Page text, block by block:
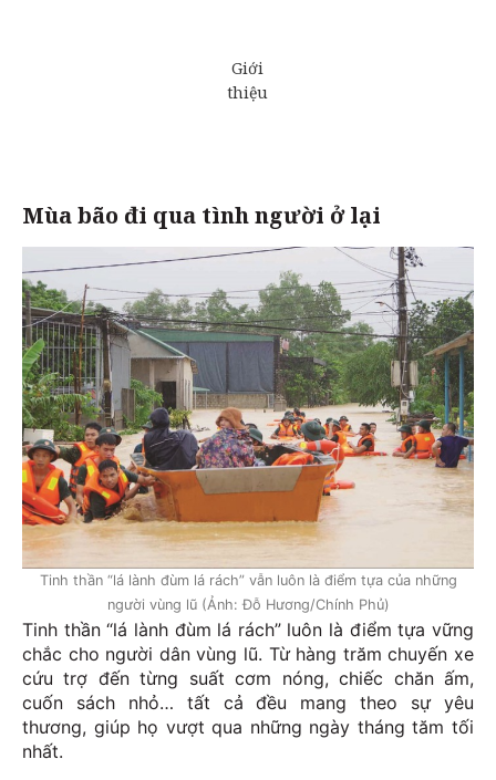
Mùa bão đi qua tình người ở lại
Tinh thần “lá lành đùm lá rách” vẫn luôn là điểm tựa của những
người vùng lũ (Ảnh: Đỗ Hương/Chính Phủ)
Tinh thần “lá lành đùm lá rách” luôn là điểm tựa vững
chắc cho người dân vùng lũ. Từ hàng trăm chuyến xe
cứu trợ đến từng suất cơm nóng, chiếc chăn ấm,
cuốn sách nhỏ… tất cả đều mang theo sự yêu
thương, giúp họ vượt qua những ngày tháng tăm tối
nhất.